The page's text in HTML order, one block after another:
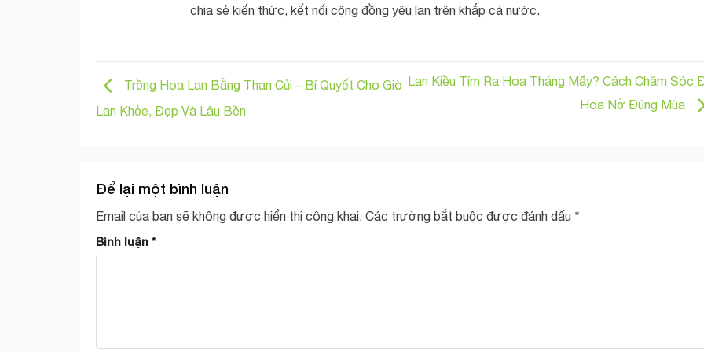
chia sẻ kiến thức, kết nối cộng đồng yêu lan trên khắp cả nước.
Trồng Hoa Lan Bằng Than Củi – Bí Quyết Cho Giò
Lan Khỏe, Đẹp Và Lâu Bền
Lan Kiều Tím Ra Hoa Tháng Mấy? Cách Chăm Sóc
Hoa Nở Đúng Mùa
Để lại một bình luận
Email của bạn sẽ không được hiển thị công khai. Các trường bắt buộc được đánh dấu *
Bình luận *